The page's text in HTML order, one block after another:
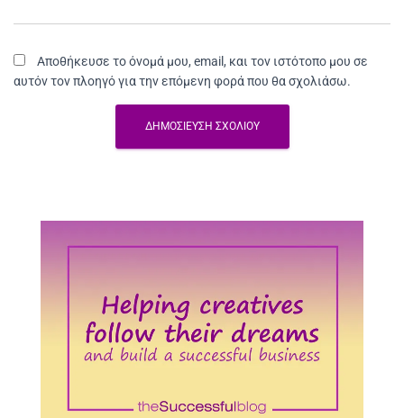
Αποθήκευσε το όνομά μου, email, και τον ιστότοπο μου σε
αυτόν τον πλοηγό για την επόμενη φορά που θα σχολιάσω.